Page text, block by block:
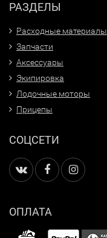
РАЗДЕЛЫ
Расходные материалы
Запчасти
Аксессуары
Экипировка
Лодочные моторы
Прицепы
СОЦСЕТИ
ОПЛАТА